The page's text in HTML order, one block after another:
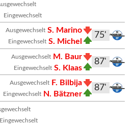
Eingewechselt
75'
Ausgewechselt S. Marino
Eingewechselt S. Michel
87'
Ausgewechselt M. Baur
Eingewechselt S. Klaas
87'
Ausgewechselt F. Bilbija
Eingewechselt N. Bätzner
Eingewechselt